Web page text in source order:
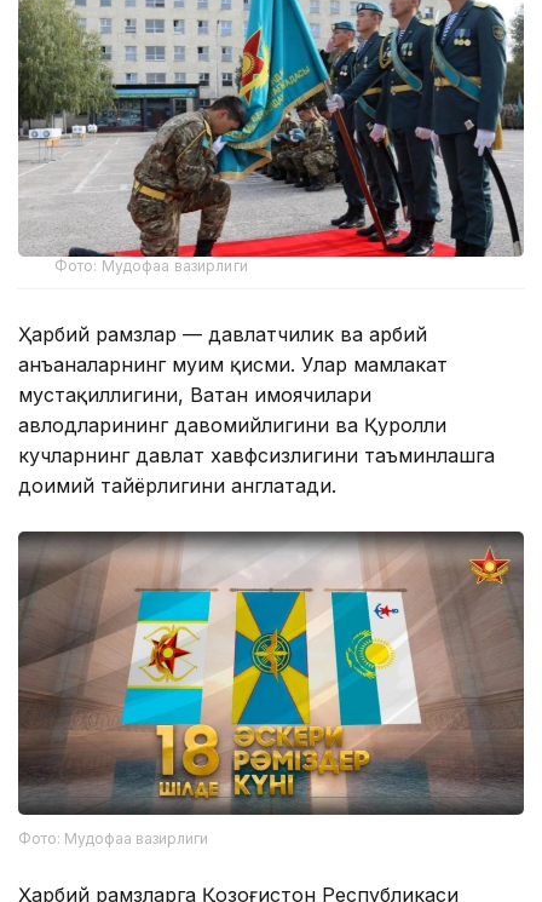
Фото: Мудофаа вазирлиги
Ҳарбий рамзлар — давлатчилик ва ҳарбий
анъаналарнинг муҳим қисми. Улар мамлакат
мустақиллигини, Ватан ҳимоячилари
авлодларининг давомийлигини ва Қуролли
кучларнинг давлат хавфсизлигини таъминлашга
доимий тайёрлигини англатади.
Фото: Мудофаа вазирлиги
Ҳарбий рамзларга Қозоғистон Республикаси